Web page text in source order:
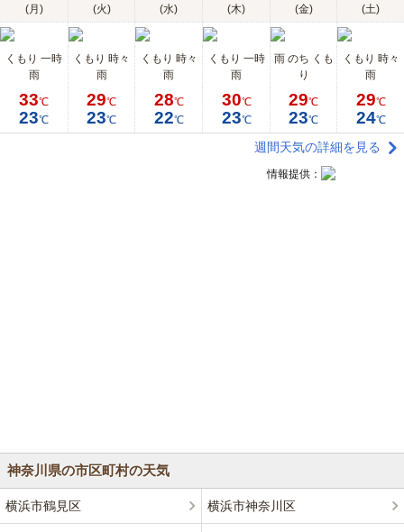
(月)
(火)
(水)
(木)
(金)
(土)
くもり 一時
雨
くもり 時々
雨
くもり 時々
雨
くもり 一時
雨
雨 のち くも
り
くもり 時々
雨
33℃
23℃
29℃
23℃
28℃
22℃
30℃
23℃
29℃
23℃
29℃
24℃
週間天気の詳細を見る
情報提供：
神奈川県の市区町村の天気
横浜市鶴見区 横浜市神奈川区